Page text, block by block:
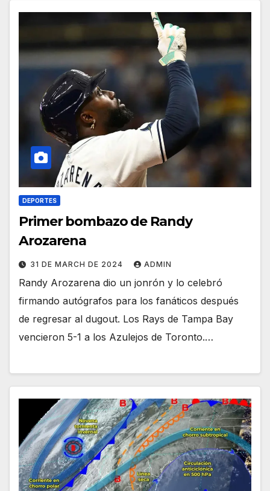
DEPORTES
Primer bombazo de Randy
Arozarena
31 DE MARCH DE 2024 ADMIN
Randy Arozarena dio un jonrón y lo celebró
firmando autógrafos para los fanáticos después
de regresar al dugout. Los Rays de Tampa Bay
vencieron 5-1 a los Azulejos de Toronto.…